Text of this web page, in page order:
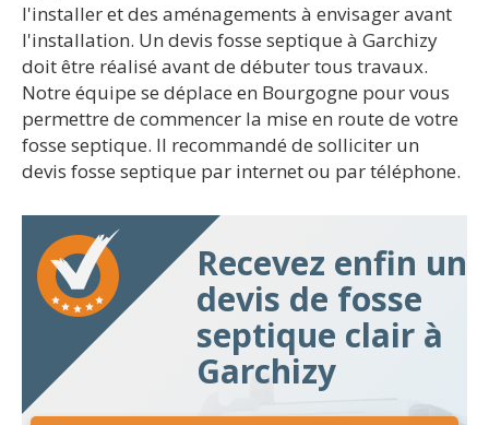
l'installer et des aménagements à envisager avant
l'installation. Un devis fosse septique à Garchizy
doit être réalisé avant de débuter tous travaux.
Notre équipe se déplace en Bourgogne pour vous
permettre de commencer la mise en route de votre
fosse septique. Il recommandé de solliciter un
devis fosse septique par internet ou par téléphone.
Recevez enfin un
devis de fosse
septique clair à
Garchizy